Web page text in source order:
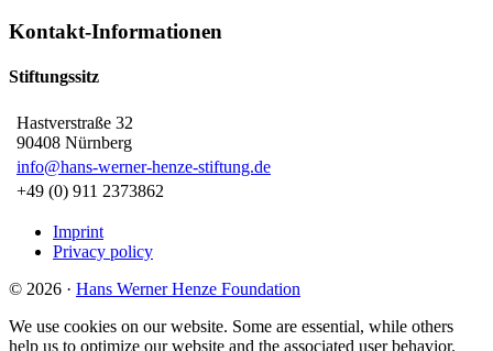
Kontakt-Informationen
Stiftungssitz
Hastverstraße 32
90408 Nürnberg
info@hans-werner-henze-stiftung.de
+49 (0) 911 2373862
Imprint
Privacy policy
© 2026 · Hans Werner Henze Foundation
We use cookies on our website. Some are essential, while others
help us to optimize our website and the associated user behavior.